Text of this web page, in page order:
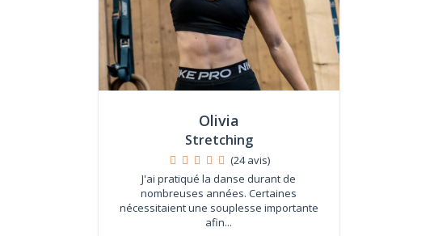
Olivia
Stretching
(24 avis)
J'ai pratiqué la danse durant de
nombreuses années. Certaines
nécessitaient une souplesse importante
afin...